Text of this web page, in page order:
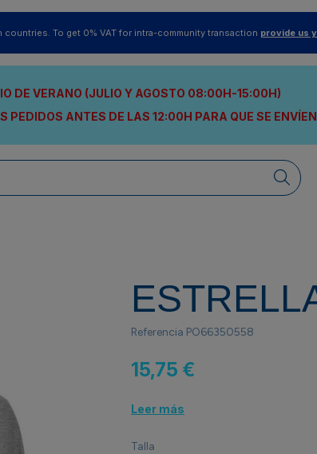
To get 0% VAT for intra-community transaction provide us
DE VERANO (JULIO Y AGOSTO 08:00H-15:00H)
PEDIDOS ANTES DE LAS 12:00H PARA QUE SE ENVÍEN
Referencia PO66350558
15,75 €
Leer más
Talla